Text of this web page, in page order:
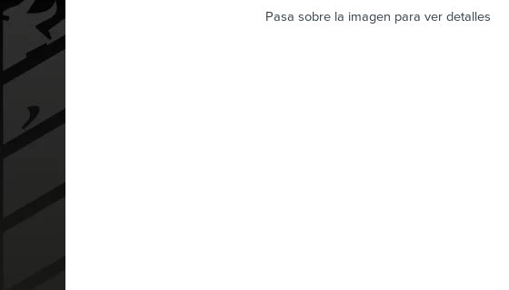
Pasa sobre la imagen para ver detalles